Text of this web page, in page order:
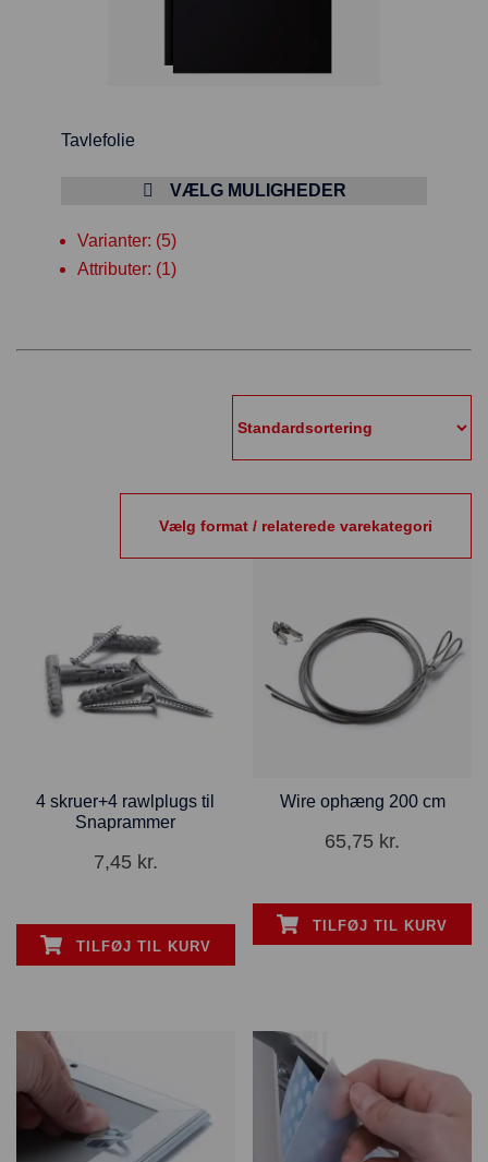
Tavlefolie
VÆLG MULIGHEDER
Varianter: (5)
Attributer: (1)
Vælg format / relaterede varekategori
4 skruer+4 rawlplugs til
Snaprammer
7,45 kr.
TILFØJ TIL KURV
Wire ophæng 200 cm
65,75 kr.
TILFØJ TIL KURV